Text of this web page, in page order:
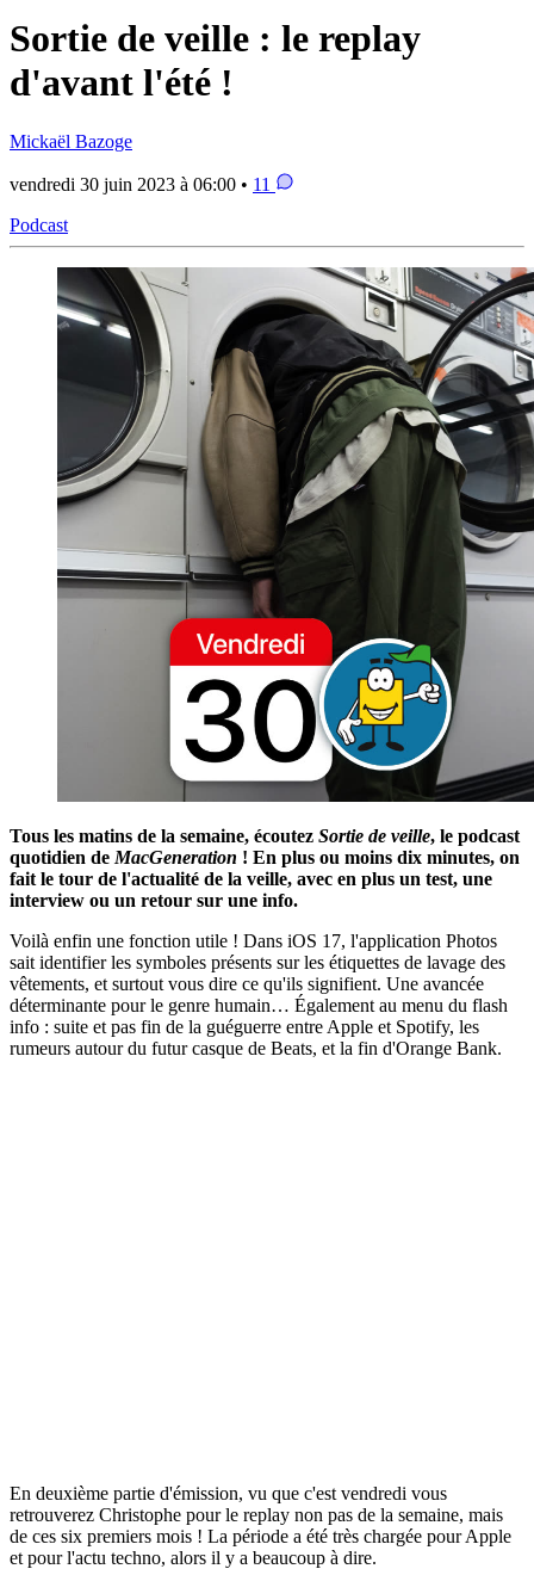
Sortie de veille : le replay
d'avant l'été !
Mickaël Bazoge
vendredi 30 juin 2023 à 06:00 • 11
Podcast
Tous les matins de la semaine, écoutez Sortie de veille, le podcast
quotidien de MacGeneration ! En plus ou moins dix minutes, on
fait le tour de l'actualité de la veille, avec en plus un test, une
interview ou un retour sur une info.
Voilà enfin une fonction utile ! Dans iOS 17, l'application Photos
sait identifier les symboles présents sur les étiquettes de lavage des
vêtements, et surtout vous dire ce qu'ils signifient. Une avancée
déterminante pour le genre humain… Également au menu du flash
info : suite et pas fin de la guéguerre entre Apple et Spotify, les
rumeurs autour du futur casque de Beats, et la fin d'Orange Bank.
En deuxième partie d'émission, vu que c'est vendredi vous
retrouverez Christophe pour le replay non pas de la semaine, mais
de ces six premiers mois ! La période a été très chargée pour Apple
et pour l'actu techno, alors il y a beaucoup à dire.